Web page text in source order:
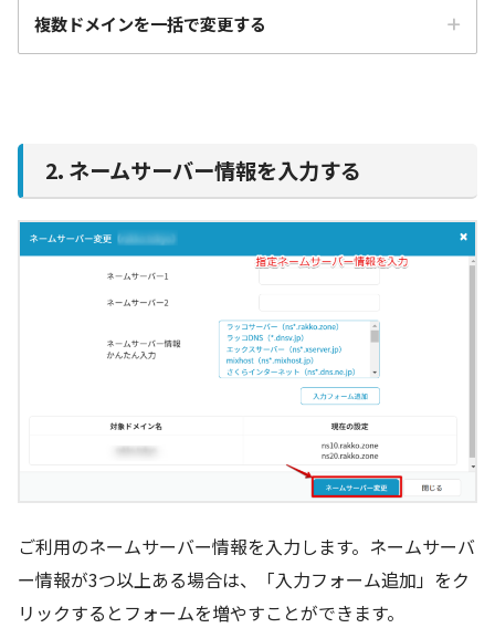
複数ドメインを一括で変更する
2. ネームサーバー情報を入力する
ご利用のネームサーバー情報を入力します。ネームサーバ
ー情報が3つ以上ある場合は、「入力フォーム追加」をク
リックするとフォームを増やすことができます。